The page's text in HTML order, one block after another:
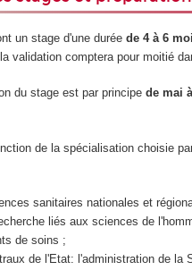
un stage d'une duréede 4 à 6
validation comptera pour moitié
du stage est par principede mai
de la spécialisation choisie
sanitaires nationales et
liés aux sciences de
de soins ;
de l'Etat: l'administration de la